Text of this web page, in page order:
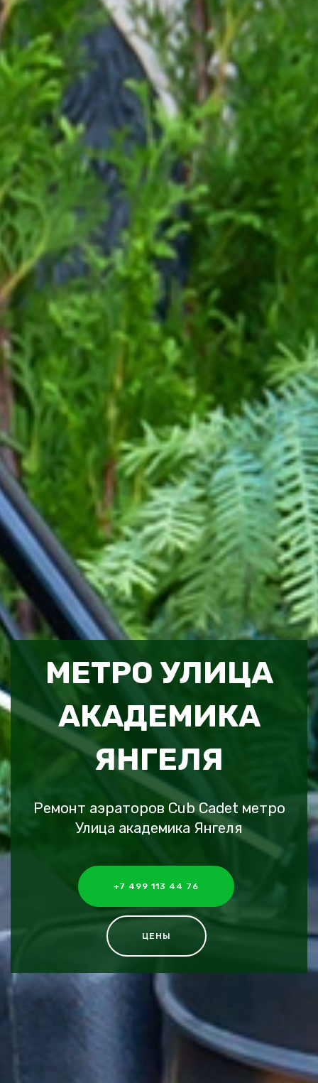
МЕТРО УЛИЦА
АКАДЕМИКА
ЯНГЕЛЯ
Ремонт аэраторов Cub Cadet метро
Улица академика Янгеля
+7 499 113 44 76
ЦЕНЫ